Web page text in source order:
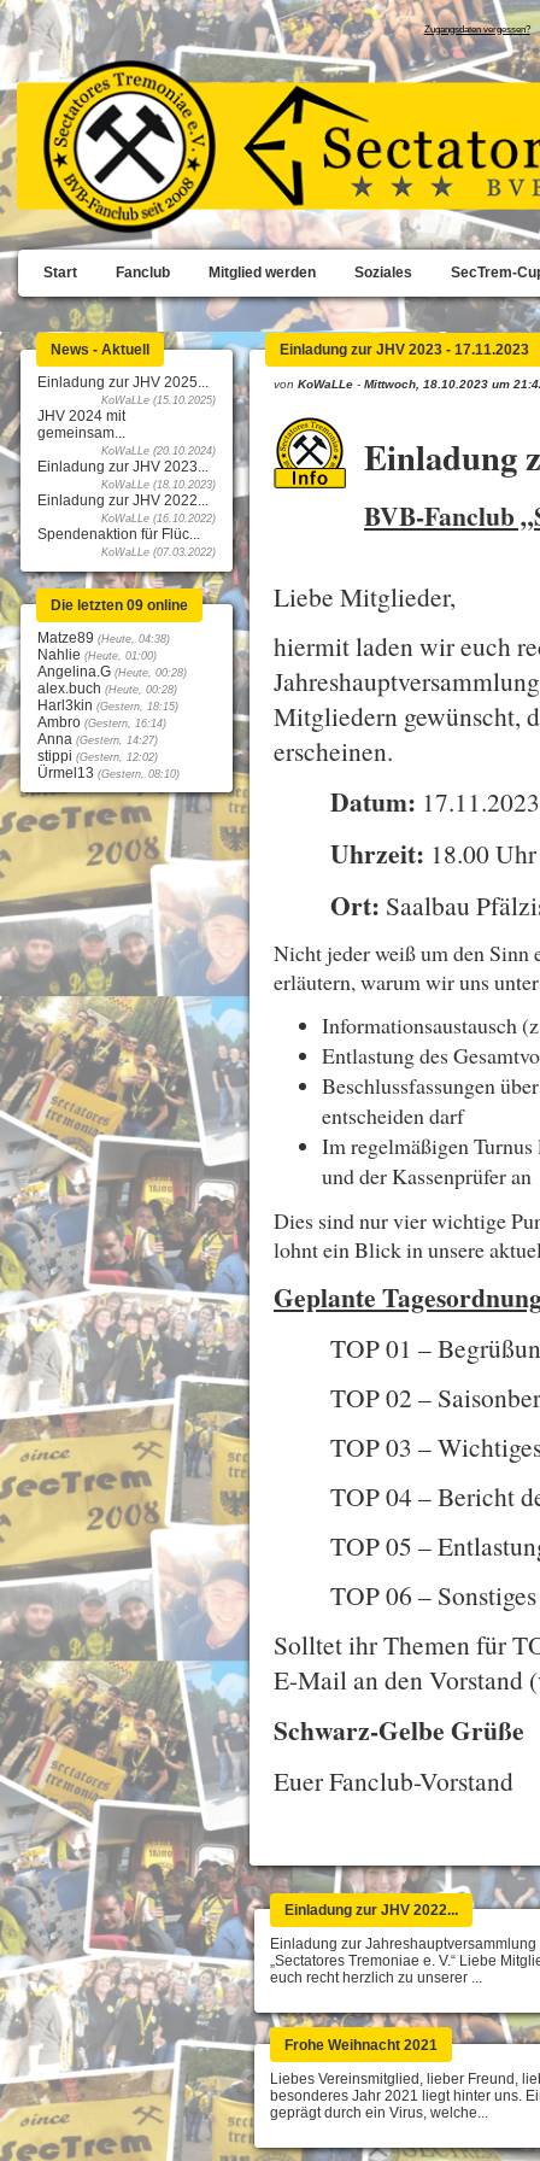
Zugangsdaten vergessen?
Start Fanclub Mitglied werden Soziales SecTrem-
News - Aktuell
Einladung zur JHV 2025...
KoWaLLe (15.10.2025)
JHV 2024 mit
gemeinsam...
KoWaLLe (20.10.2024)
Einladung zur JHV 2023...
KoWaLLe (18.10.2023)
Einladung zur JHV 2022...
KoWaLLe (16.10.2022)
Spendenaktion für Flüc...
KoWaLLe (07.03.2022)
Die letzten 09 online
Matze89 (Heute, 04:38)
Nahlie (Heute, 01:00)
Angelina.G (Heute, 00:28)
alex.buch (Heute, 00:28)
Harl3kin (Gestern, 18:15)
Ambro (Gestern, 16:14)
Anna (Gestern, 14:27)
stippi (Gestern, 12:02)
Ürmel13 (Gestern, 08:10)
Einladung zur JHV 2023 - 17.11.2023
von KoWaLLe - Mittwoch, 18.10.2023 um
Einladung
BVB-Fanclub
Liebe Mitglieder,
hiermit laden wir euch
Mitgliedern gewünscht,
erscheinen.
Datum: 17.11.2023
Uhrzeit: 18.00 Uhr
Ort: Saalbau
Nicht jeder weiß um den Sinn
erläutern, warum wir uns
Informationsaustausch
Entlastung des
Beschlussfassungen
entscheiden darf
Im regelmäßigen Turnus
und der Kassenprüfer an
Dies sind nur vier wichtige
lohnt ein Blick in unsere
Geplante
TOP 01 –
TOP 02 –
TOP 03 –
TOP 04 – Bericht
TOP 05 –
TOP 06 – Sonstiges
Solltet ihr Themen für
E-Mail an den Vorstand
Schwarz-Gelbe Grüße
Euer Fanclub-Vorstand
Einladung zur JHV 2022...
Einladung zur
„Sectatores Tremoniae e. V.“ Liebe
euch recht herzlich zu unserer ...
Frohe Weihnacht 2021
Liebes Vereinsmitglied, lieber Freund,
besonderes Jahr 2021 liegt hinter uns.
geprägt durch ein Virus, welche...